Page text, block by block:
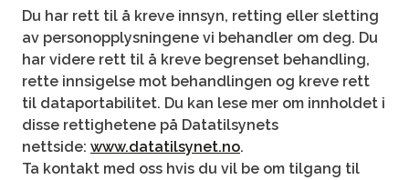
Du har rett til å kreve innsyn, retting eller sletting
av personopplysningene vi behandler om deg. Du
har videre rett til å kreve begrenset behandling,
rette innsigelse mot behandlingen og kreve rett
til dataportabilitet. Du kan lese mer om innholdet i
disse rettighetene på Datatilsynets
nettside: www.datatilsynet.no.
Ta kontakt med oss ​​hvis du vil be om tilgang til